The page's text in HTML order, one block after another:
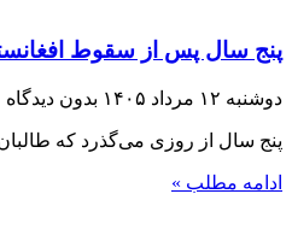
پنج سال پس از سقوط
دوشنبه ۱۲ مرداد ۱۴۰۵ بدون دیدگاه
پنج سال از روزی می‌گذرد که طالبان در ۱۵ آگست ۲۰۲۱ وارد کابل شدند و با فروپاشی حکومت جمهوریت، بار دیگر قدرت را در
ادامه مطلب »